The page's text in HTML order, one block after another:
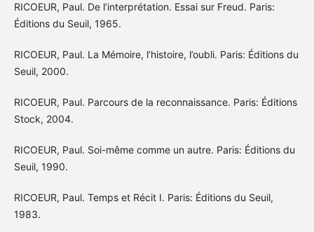
RICOEUR, Paul. De l’interprétation. Essai sur Freud. Paris:
Éditions du Seuil, 1965.
RICOEUR, Paul. La Mémoire, l’histoire, l’oubli. Paris: Éditions du
Seuil, 2000.
RICOEUR, Paul. Parcours de la reconnaissance. Paris: Éditions
Stock, 2004.
RICOEUR, Paul. Soi-même comme un autre. Paris: Éditions du
Seuil, 1990.
RICOEUR, Paul. Temps et Récit I. Paris: Éditions du Seuil,
1983.